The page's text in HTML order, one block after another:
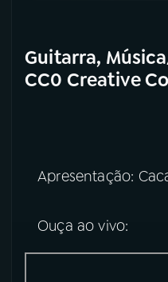
Guitarra,
CC0 Creative
Apresentação:
Ouça ao vivo: